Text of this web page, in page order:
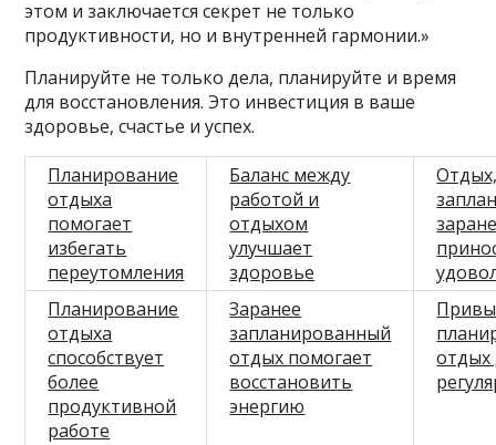
этом и заключается секрет не только
продуктивности, но и внутренней гармонии.»
Планируйте не только дела, планируйте и время
для восстановления. Это инвестиция в ваше
здоровье, счастье и успех.
Планирование
отдыха
помогает
избегать
переутомления
Баланс между
работой и
отдыхом
улучшает
здоровье
Планирование
отдыха
способствует
более
продуктивной
работе
Заранее
запланированный
отдых помогает
восстановить
энергию
отдых